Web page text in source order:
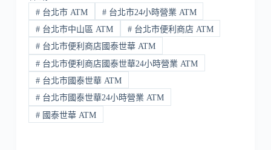
#台北市 ATM #台北市24小時營業 ATM
#台北市中山區 ATM #台北市便利商店 ATM
#台北市便利商店國泰世華 ATM
#台北市便利商店國泰世華24小時營業 ATM
#台北市國泰世華 ATM
#台北市國泰世華24小時營業 ATM
#國泰世華 ATM